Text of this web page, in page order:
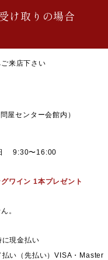
け取りの場合
来店下さい
屋センター会館内）
9:30〜16:00
ワイン 1本プレゼント
。
に現金払い
払い（先払い）VISA・Master